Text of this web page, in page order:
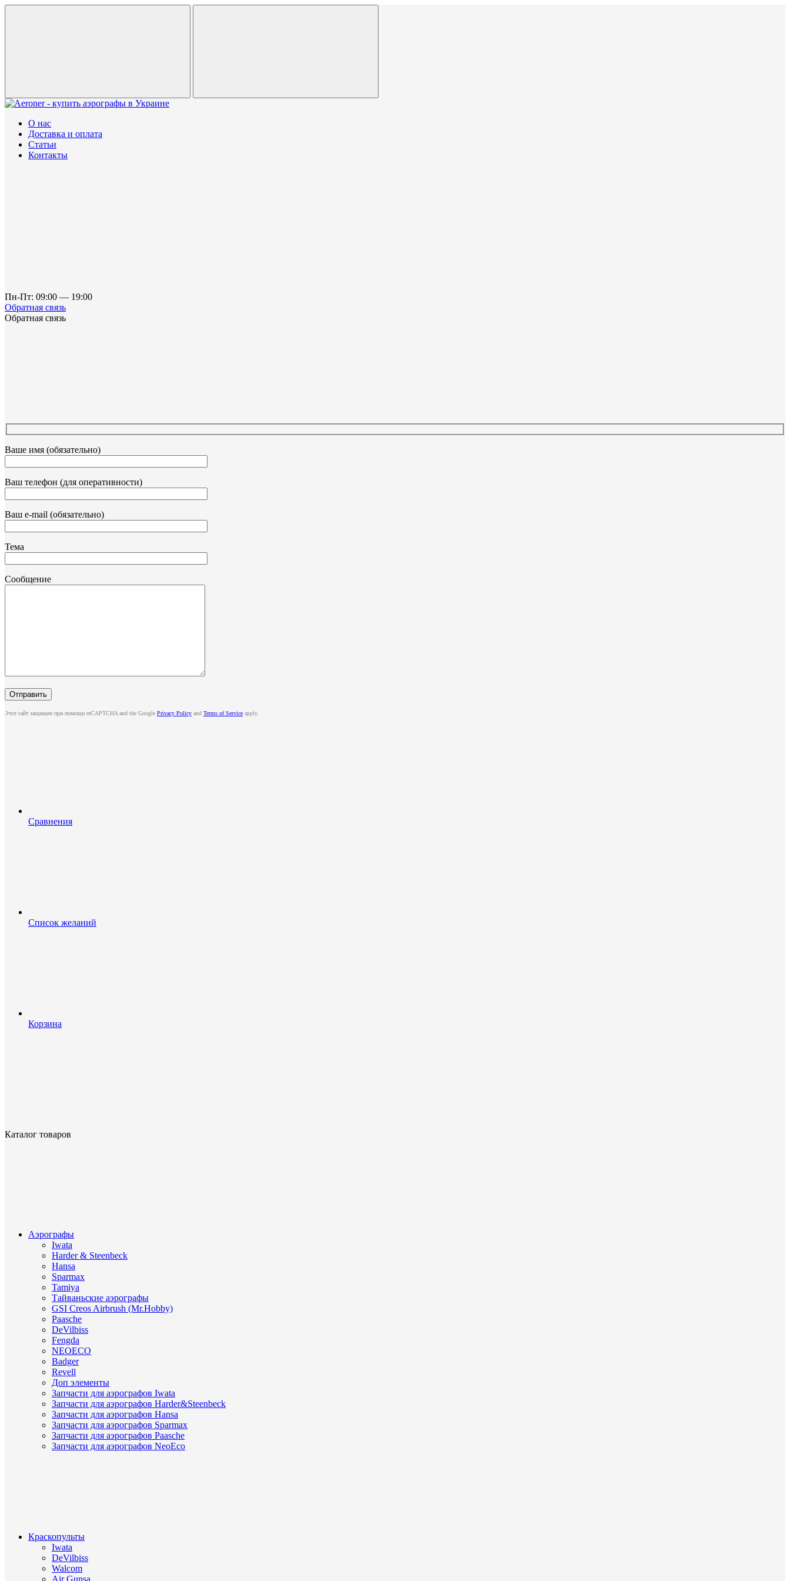
О нас
Доставка и оплата
Статьи
Контакты
Пн-Пт: 09:00 — 19:00
Обратная связь
Обратная связь
Ваше имя (обязательно)
Ваш телефон (для оперативности)
Ваш e-mail (обязательно)
Тема
Сообщение
Этот сайт защищен при помощи reCAPTCHA and the Google Privacy Policy and Terms of Service apply.
Сравнения
Список желаний
Корзина
Каталог товаров
Аэрографы
Iwata
Harder & Steenbeck
Hansa
Sparmax
Tamiya
Тайваньские аэрографы
GSI Creos Airbrush (Mr.Hobby)
Paasche
DeVilbiss
Fengda
NEOECO
Badger
Revell
Доп элементы
Запчасти для аэрографов Iwata
Запчасти для аэрографов Harder&Steenbeck
Запчасти для аэрографов Hansa
Запчасти для аэрографов Sparmax
Запчасти для аэрографов Paasche
Запчасти для аэрографов NeoEco
Краскопульты
Iwata
DeVilbiss
Walcom
Air Gunsa